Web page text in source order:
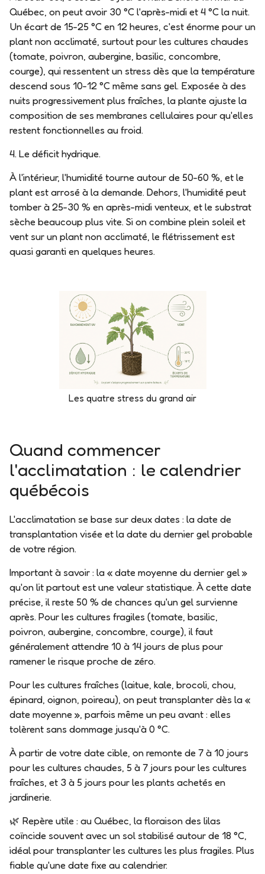
Québec, on peut avoir 30 °C l'après-midi et 4 °C la nuit.
Un écart de 15-25 °C en 12 heures, c'est énorme pour un
plant non acclimaté, surtout pour les cultures chaudes
(tomate, poivron, aubergine, basilic, concombre,
courge), qui ressentent un stress dès que la température
descend sous 10-12 °C même sans gel. Exposée à des
nuits progressivement plus fraîches, la plante ajuste la
composition de ses membranes cellulaires pour qu'elles
restent fonctionnelles au froid.
4. Le déficit hydrique.
À l'intérieur, l'humidité tourne autour de 50-60 %, et le
plant est arrosé à la demande. Dehors, l'humidité peut
tomber à 25-30 % en après-midi venteux, et le substrat
sèche beaucoup plus vite. Si on combine plein soleil et
vent sur un plant non acclimaté, le flétrissement est
quasi garanti en quelques heures.
Les quatre stress du grand air
Quand commencer
l'acclimatation : le calendrier
québécois
L'acclimatation se base surdeux dates: la date de
transplantation visée et la date du dernier gel probable
de votre région.
Important à savoir : la « date moyenne du dernier gel »
qu'on lit partout est une valeur statistique. À cette date
précise, il reste 50 % de chances qu'un gel survienne
après. Pour les cultures fragiles (tomate, basilic,
poivron, aubergine, concombre, courge), il faut
généralementattendre 10 à 14 jours de pluspour
ramener le risque proche de zéro.
Pour lescultures fraîches(laitue, kale, brocoli, chou,
épinard, oignon, poireau), on peut transplanter dès la «
date moyenne », parfois même un peu avant : elles
tolèrent sans dommage jusqu'à 0 °C.
À partir de votre date cible, on remonte de 7 à 10 jours
pour les cultures chaudes 5 à 7 jours pour les cultures
fraîches , et 3 à 5 jours pour les plants achetés en
jardinerie.
🌿 Repère utile : au Québec, la floraison des lilas
coïncide souvent avec un sol stabilisé autour de 18 °C,
idéal pour transplanter les cultures les plus fragiles. Plus
fiable qu'une date fixe au calendrier.